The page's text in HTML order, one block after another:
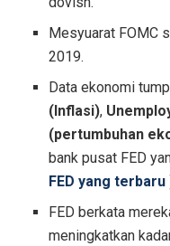
Mesyuarat FOMC
2019.
Data ekonomi
(Inflasi),
(pertumbuhan
bank pusat FED
FED yang terbaru
FED berkata
meningkatkan